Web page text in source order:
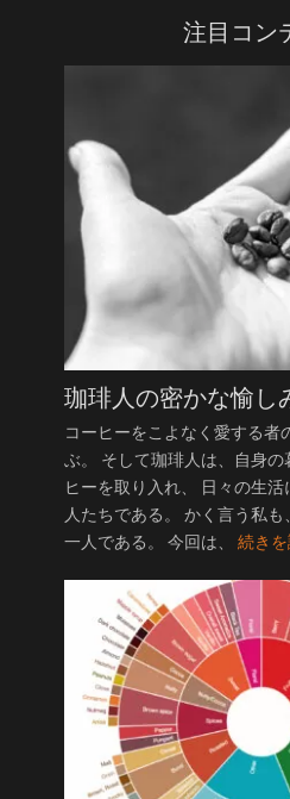
注目コン
珈琲人の密かな愉し
コーヒーをこよなく愛する者
ぶ。 そして珈琲人は、自身
ヒーを取り入れ、 日々の生
人たちである。 かく言う私
一人である。 今回は、 続き